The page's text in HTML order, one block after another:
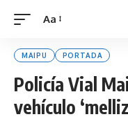
Font
Aa
MAIPU PORTADA
Policía Vial
vehículo